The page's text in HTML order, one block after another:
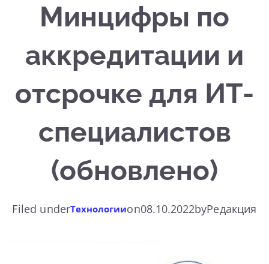
Минцифры по
аккредитации и
отсрочке для ИТ-
специалистов
(обновлено)
Filed underТехнологииon08.10.2022byРедакция